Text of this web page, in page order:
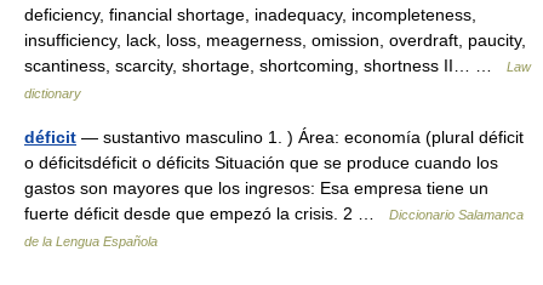
deficiency, financial shortage, inadequacy, incompleteness,
insufficiency, lack, loss, meagerness, omission, overdraft, paucity,
scantiness, scarcity, shortage, shortcoming, shortness II… …
Law
dictionary
déficit — sustantivo masculino 1. ) Área: economía (plural déficit
o déficitsdéficit o déficits Situación que se produce cuando los
gastos son mayores que los ingresos: Esa empresa tiene un
fuerte déficit desde que empezó la crisis. 2 …
Diccionario Salamanca
de la Lengua Española